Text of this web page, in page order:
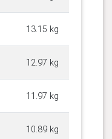
13.15 kg
12.97 kg
11.97 kg
10.89 kg